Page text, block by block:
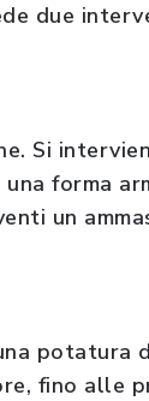
due
Si
forma
un
potatura
fino alle